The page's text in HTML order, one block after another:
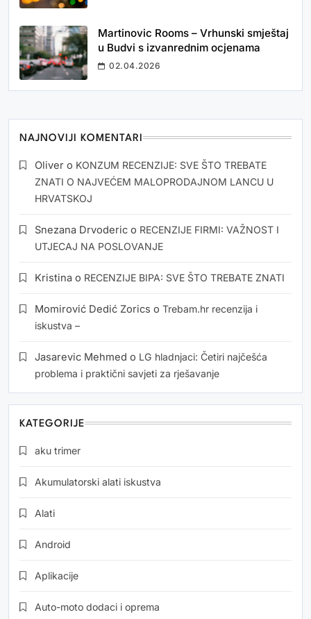
Martinovic Rooms – Vrhunski smještaj
u Budvi s izvanrednim ocjenama
02.04.2026
NAJNOVIJI KOMENTARI
Oliver o KONZUM RECENZIJE: SVE ŠTO TREBATE
ZNATI O NAJVEĆEM MALOPRODAJNOM LANCU U
HRVATSKOJ
Snezana Drvoderic o RECENZIJE FIRMI: VAŽNOST I
UTJECAJ NA POSLOVANJE
Kristina o RECENZIJE BIPA: SVE ŠTO TREBATE ZNATI
Momirović Dedić Zorics o Trebam.hr recenzija i
iskustva –
Jasarevic Mehmed o LG hladnjaci: Četiri najčešća
problema i praktični savjeti za rješavanje
KATEGORIJE
aku trimer
Akumulatorski alati iskustva
Alati
Android
Aplikacije
Auto-moto dodaci i oprema